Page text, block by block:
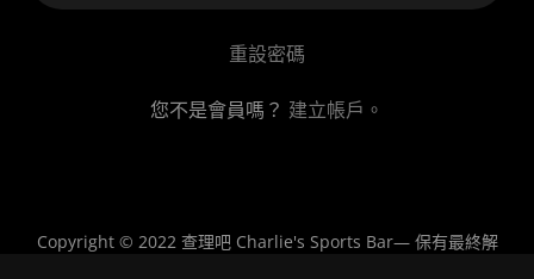
重設密碼
您不是會員嗎？ 建立帳戶。
Copyright © 2022 查理吧 Charlie's Sports Bar— 保有最終解